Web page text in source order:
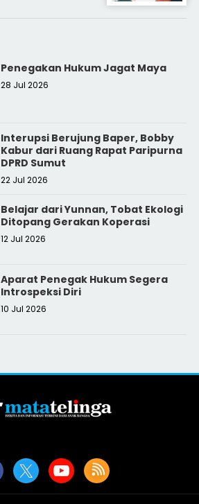
Penegakan Hukum Jagat Maya
28 Jul 2026
Interupsi Berujung Baper, Bobby
Kabur dari Ruang Rapat Paripurna
DPRD Sumut
22 Jul 2026
Belajar dari Yunnan, Tobat Ekologi
Ditopang Gerakan Koperasi
12 Jul 2026
Aparat Penegak Hukum Segera
Introspeksi Diri
10 Jul 2026